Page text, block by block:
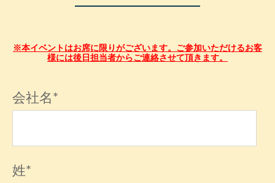
※本イベントはお席に限りがございます。ご参加いただけるお客
様には後日担当者からご連絡させて頂きます。
会社名*
姓*